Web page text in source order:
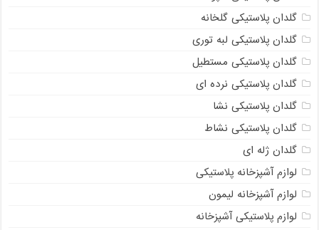
گلدان پلاستیکی گلخانه
گلدان پلاستیکی لبه توری
گلدان پلاستیکی مستطیل
گلدان پلاستیکی نرده ای
گلدان پلاستیکی نشا
گلدان پلاستیکی نشاط
گلدان ژله ای
لوازم آشپزخانه پلاستیکی
لوازم آشپزخانه لیمون
لوازم پلاستیکی آشپزخانه